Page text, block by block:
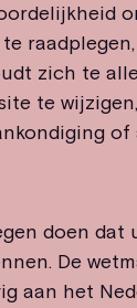
zich te
te
of
doen
De
aan het